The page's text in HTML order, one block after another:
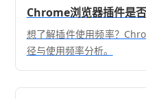
Chrome浏览器插件是
想了解插件使用频率？
径与使用频率分析。